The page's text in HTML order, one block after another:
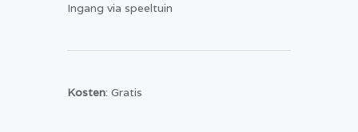
Ingang via speeltuin
Kosten: Gratis